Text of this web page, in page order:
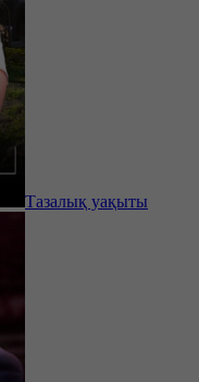
Тазалық уақыты